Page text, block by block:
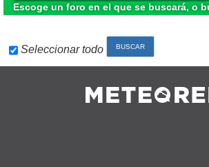
Escoge un foro en el que se buscará, o
Seleccionar todo